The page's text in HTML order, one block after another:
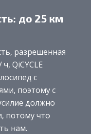
до 25 км
разрешенная
QiCYCLE
с
поэтому с
должно
потому что
нам.